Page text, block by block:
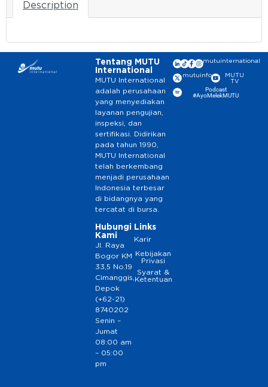
Description
Tentang MUTU
International
MUTU International
adalah perusahaan
yang menyediakan
layanan pengujian,
inspeksi, dan
sertifikasi. Didirikan
pada tahun 1990,
MUTU International
telah berkembang
menjadi perusahaan
Indonesia terbesar
di bidangnya yang
tercatat di bursa.
Hubungi
Kami
Jl. Raya
Bogor KM
33,5 No.19
Cimanggis,
Depok
(+62-21)
8740202
Senin –
Jumat
08:00 am
– 05:00
pm
Links
Karir
Kebijakan
Privasi
Syarat &
Ketentuan
mutuinternational
mutuinfo
MUTU
TV
Podcast
#AyoMelekMUTU